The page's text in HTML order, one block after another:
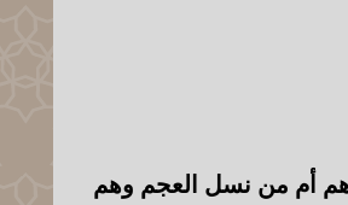
أم من نسل العجم وهم